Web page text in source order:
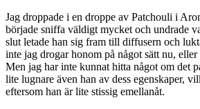
Jag droppade i en droppe av Patchouli i
började sniffa väldigt mycket och undrade
slut letade han sig fram till diffusern och
inte jag drogar honom på något sätt nu,
Men jag har inte kunnat hitta något om det
lite lugnare även han av dess egenskaper,
eftersom han är lite stissig emellanåt.